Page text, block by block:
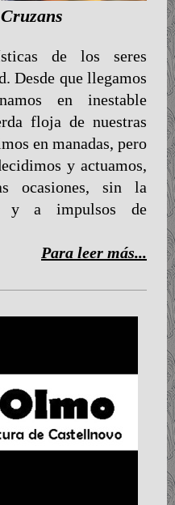
de los seres
Desde que llegamos
en inestable
floja de nuestras
en manadas, pero
y actuamos,
ocasiones, sin la
y a impulsos de
Para leer más...